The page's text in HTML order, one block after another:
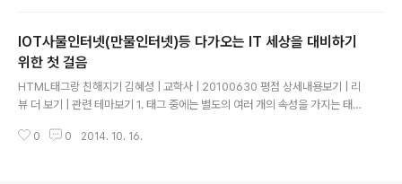
es), 상태 머신(state machines) 및 컨트롤을 생성하고 빌드에 필요한 모든
도구와 작업의 흐름을 유니티 내에서 만들 수 있습니다. 유니티에서는 비슷한
본 구조로 되어 있는 인간형 캐릭터를 일반화하여 이를..
IOT사물인터넷(만물인터넷)등 다가오는 IT 세상을 대비하기
위한 첫 걸음
HTML태그랑 친해지기 김혜성 | 교학사 | 20100630 평점 상세내용보기 | 리
뷰 더 보기 | 관련 테마보기 1. 태그 중에는 별도의 여러 개의 속성을 가지는 태그
그에서 사용되는 속성들의 예입니다. 이미지의 경로를 src 속성으로 주고, 이미
0 0 2014. 10. 16.